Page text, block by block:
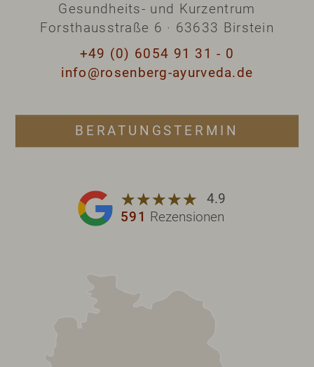
Gesundheits- und Kurzentrum
Forsthausstraße 6 · 63633 Birstein
+49 (0) 6054 91 31 - 0
info@rosenberg-ayurveda.de
BERATUNGSTERMIN
☆☆☆☆☆
★★★★★
4.9
591 Rezensionen